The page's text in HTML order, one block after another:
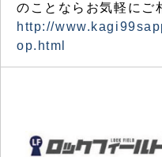
のことならお気軽にご
http://
op.html